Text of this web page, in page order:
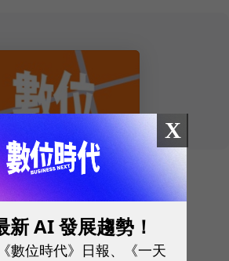
滑看下一篇文章
X
新 AI 發展趨勢！
數位時代》日報、《一天